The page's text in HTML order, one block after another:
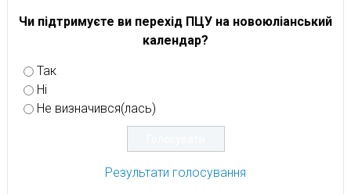
Чи підтримуєте ви перехід ПЦУ на новоюліанський
календар?
Так
Ні
Не визначився(лась)
Результати голосування